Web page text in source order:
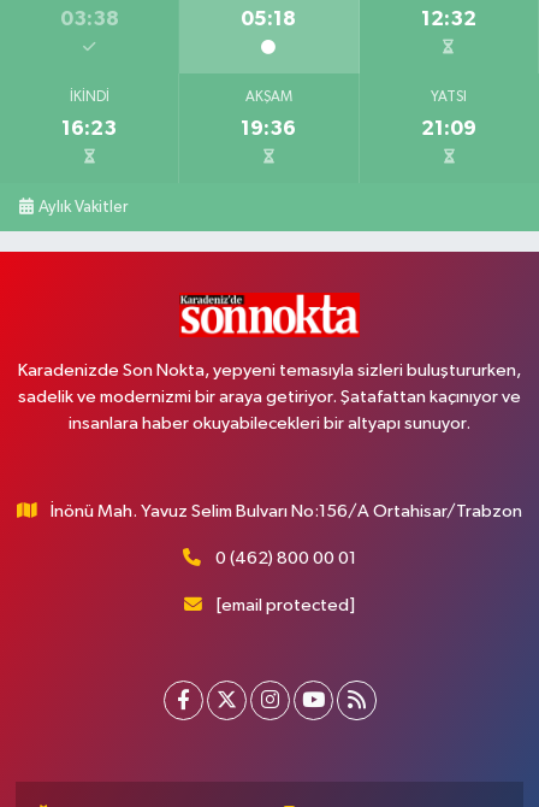
03:38 05:18 12:32
İKINDI
16:23
AKŞAM
19:36
YATSI
21:09
Aylık Vakitler
Karadenizde Son Nokta, yepyeni temasıyla sizleri buluştururken,
sadelik ve modernizmi bir araya getiriyor. Şatafattan kaçınıyor ve
insanlara haber okuyabilecekleri bir altyapı sunuyor.
İnönü Mah. Yavuz Selim Bulvarı No:156/A Ortahisar/Trabzon
0 (462) 800 00 01
[email protected]